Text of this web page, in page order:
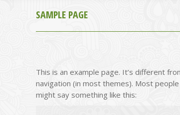
SAMPLE PAGE
This is an example page. It’s different
navigation (in most themes). Most
might say something like this: